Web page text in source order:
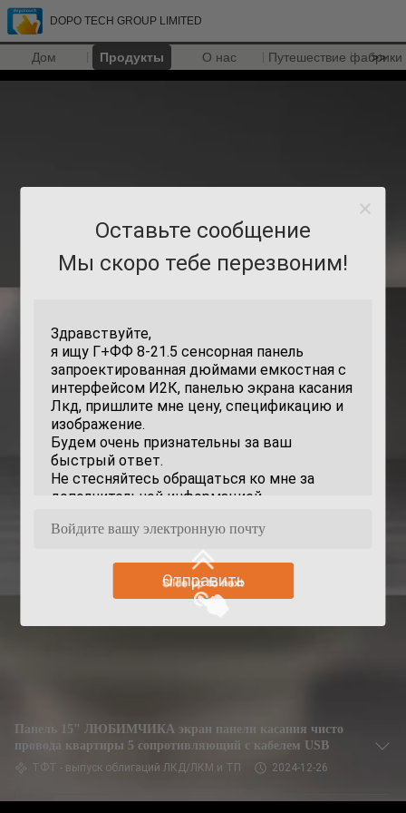
DOPO TECH GROUP LIMITED
Дом Продукты О нас Путешествие фабрики
>>
Оставьте сообщение
Мы скоро тебе перезвоним!
Отправить
Панель 15" ЛЮБИМЧИКА экран панели касания чисто
провода квартиры 5 сопротивляющий с кабелем USB
ТФТ - выпуск облигаций ЛКД/ЛКМ и ТП 2024-12-26